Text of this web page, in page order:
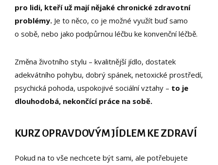
pro lidi, kteří už mají nějaké chronické zdravotní
problémy. Je to něco, co je možné využít buď samo
o sobě, nebo jako podpůrnou léčbu ke konvenční léčbě.
Změna životního stylu – kvalitnější jídlo, dostatek
adekvátního pohybu, dobrý spánek, netoxické prostředí,
psychická pohoda, uspokojivé sociální vztahy – to je
dlouhodobá, nekončící práce na sobě.
KURZ OPRAVDOVÝM JÍDLEM KE ZDRAVÍ
Pokud na to vše nechcete být sami, ale potřebujete